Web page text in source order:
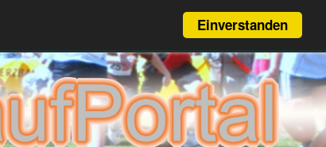
Einverstanden